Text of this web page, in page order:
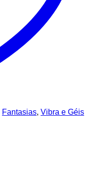
Fantasias, Vibra e Géis